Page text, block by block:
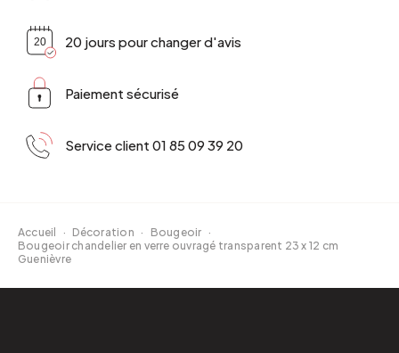
20 jours pour changer d'avis
Paiement sécurisé
Service client 01 85 09 39 20
Accueil · Décoration · Bougeoir ·
Bougeoir chandelier en verre ouvragé transparent 23 x 12 cm
Guenièvre